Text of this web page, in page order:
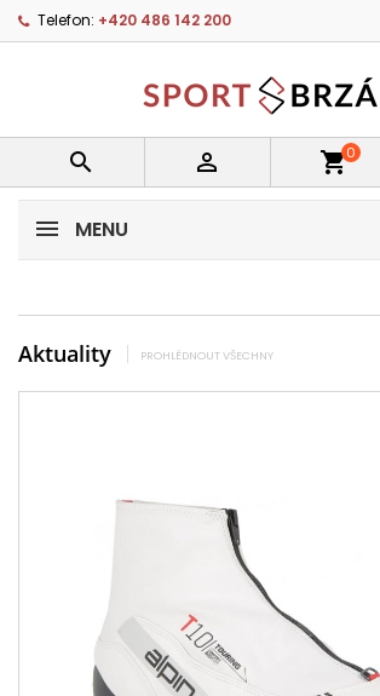
Telefon: +420 486 142 200
  shopping_cart0
MENU
Aktuality PROHLÉDNOUT VŠECHNY